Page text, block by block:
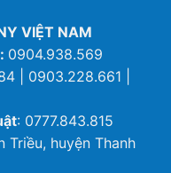
VIỆT NAM
0904.938.569
| 0903.228.661 |
: 0777.843.815
Triều, huyện Thanh